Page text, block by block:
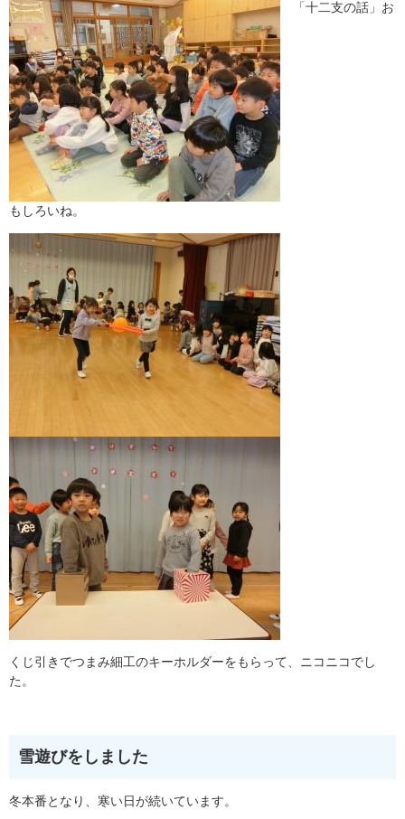
「十二支の話」お
もしろいね。
くじ引きでつまみ細工のキーホルダーをもらって、ニコニコでし
た。
雪遊びをしました
冬本番となり、寒い日が続いています。